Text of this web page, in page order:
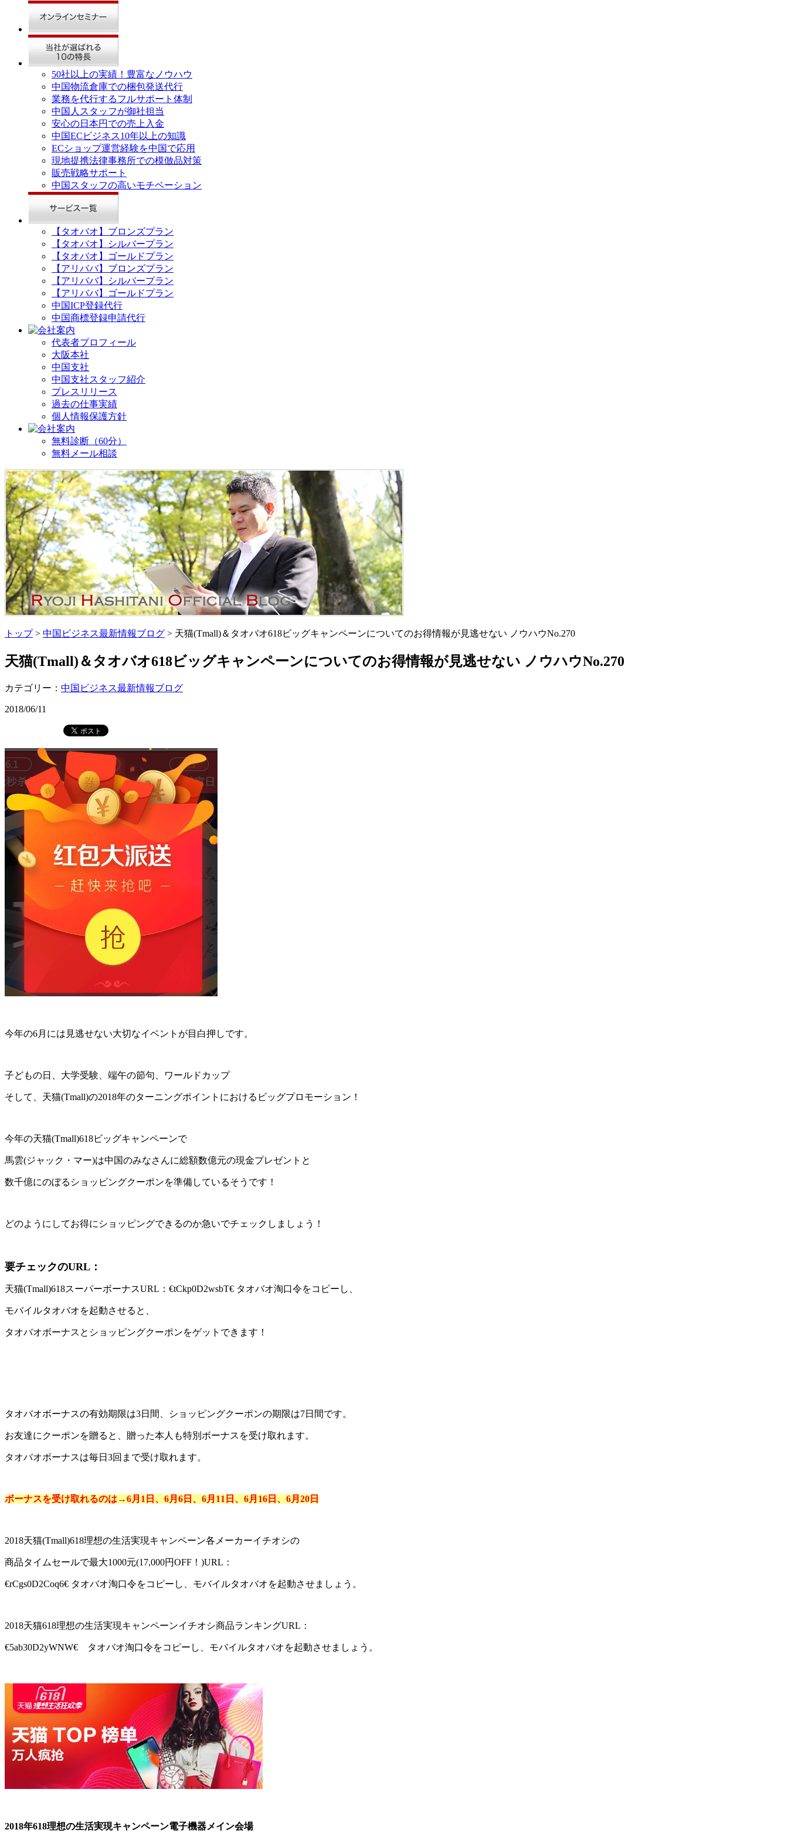
50社以上の実績！豊富なノウハウ
中国物流倉庫での梱包発送代行
業務を代行するフルサポート体制
中国人スタッフが御社担当
安心の日本円での売上入金
中国ECビジネス10年以上の知識
ECショップ運営経験を中国で応用
現地提携法律事務所での模倣品対策
販売戦略サポート
中国スタッフの高いモチベーション
【タオバオ】ブロンズプラン
【タオバオ】シルバープラン
【タオバオ】ゴールドプラン
【アリババ】ブロンズプラン
【アリババ】シルバープラン
【アリババ】ゴールドプラン
中国ICP登録代行
中国商標登録申請代行
代表者プロフィール
大阪本社
中国支社
中国支社スタッフ紹介
プレスリリース
過去の仕事実績
個人情報保護方針
無料診断（60分）
無料メール相談
トップ> 中国ビジネス最新情報ブログ > 天猫(Tmall)＆タオバオ618ビッグキャンペーンについてのお得情報が見逃せない ノウハウNo.270
天猫(Tmall)＆タオバオ618ビッグキャンペーンについてのお得情報が見逃せない ノウハウNo.270
カテゴリー： 中国ビジネス最新情報ブログ
2018/06/11
今年の6月には見逃せない大切なイベントが目白押しです。
子どもの日、大学受験、端午の節句、ワールドカップ
そして、天猫(Tmall)の2018年のターニングポイントにおけるビッグプロモーション！
今年の天猫(Tmall)618ビッグキャンペーンで
馬雲(ジャック・マー)は中国のみなさんに総額数億元の現金プレゼントと
数千億にのぼるショッピングクーポンを準備しているそうです！
どのようにしてお得にショッピングできるのか急いでチェックしましょう！
要チェックのURL：
天猫(Tmall)618スーパーボーナスURL：€tCkp0D2wsbT€ タオバオ淘口令をコピーし、
モバイルタオバオを起動させると、
タオバオボーナスとショッピングクーポンをゲットできます！
タオバオボーナスの有効期限は3日間、ショッピングクーポンの期限は7日間です。
お友達にクーポンを贈ると、贈った本人も特別ボーナスを受け取れます。
タオバオボーナスは毎日3回まで受け取れます。
ボーナスを受け取れるのは→6月1日、6月6日、6月11日、6月16日、6月20日
2018天猫(Tmall)618理想の生活実現キャンペーン各メーカーイチオシの
商品タイムセールで最大1000元(17,000円OFF！)URL：
€rCgs0D2Coq6€ タオバオ淘口令をコピーし、モバイルタオバオを起動させましょう。
2018天猫618理想の生活実現キャンペーンイチオシ商品ランキングURL：
€5ab30D2yWNW€ タオバオ淘口令をコピーし、モバイルタオバオを起動させましょう。
2018年618理想の生活実現キャンペーン電子機器メイン会場